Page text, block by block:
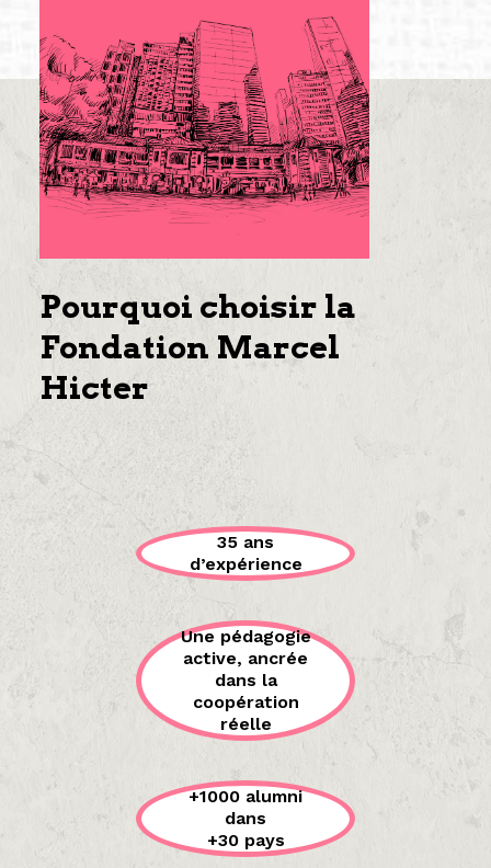
Pourquoi choisir la
Fondation Marcel
Hicter
35 ans
d’expérience
Une pédagogie
active, ancrée
dans la
coopération
réelle
+1000 alumni
dans
+30 pays